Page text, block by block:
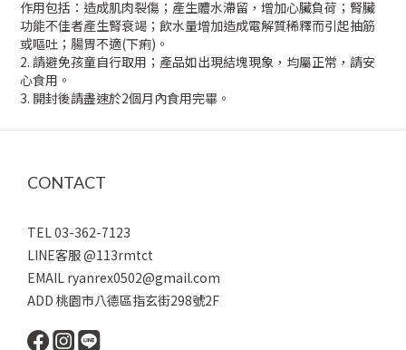
作用包括：造成肌肉裂傷；產生體水滯留，增加心臟負荷；腎臟
功能不佳者產生腎衰竭；飲水量增加造成電解質稀釋而引起抽筋
或嘔吐；腸胃不適(下痢)。
2. 請避免孩童自行取用；產品如出現結塊現象，均屬正常，請安
心食用。
3. 開封後請盡速於2個月內食用完畢。
CONTACT
TEL 03-362-7123
LINE客服 @113rmtct
EMAIL ryanrex0502@gmail.com
ADD 桃園市八德區指玄街298號2F